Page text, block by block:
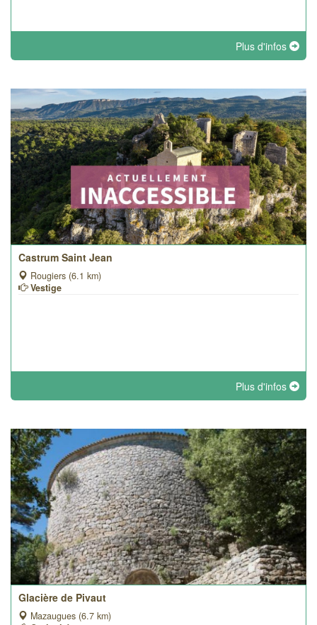
Plus d'infos
Castrum Saint Jean
Rougiers (6.1 km)
Vestige
Plus d'infos
Glacière de Pivaut
Mazaugues (6.7 km)